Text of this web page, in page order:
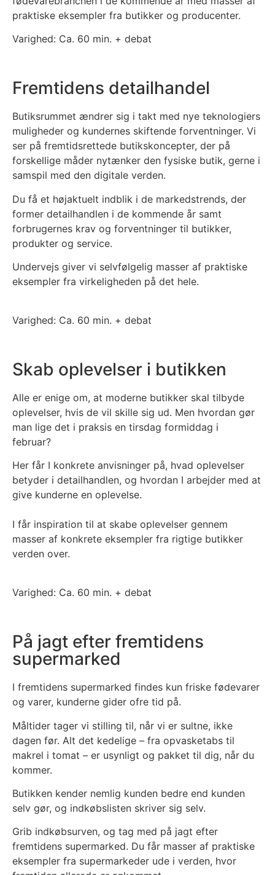
praktiske eksempler fra butikker og producenter.
Varighed: Ca. 60 min. + debat
Fremtidens detailhandel
Butiksrummet ændrer sig i takt med nye teknologiers
muligheder og kundernes skiftende forventninger. Vi
ser på fremtidsrettede butikskoncepter, der på
forskellige måder nytænker den fysiske butik, gerne i
samspil med den digitale verden.
Du få et højaktuelt indblik i de markedstrends, der
former detailhandlen i de kommende år samt
forbrugernes krav og forventninger til butikker,
produkter og service.
Undervejs giver vi selvfølgelig masser af praktiske
eksempler fra virkeligheden på det hele.
Varighed: Ca. 60 min. + debat
Skab oplevelser i butikken
Alle er enige om, at moderne butikker skal tilbyde
oplevelser, hvis de vil skille sig ud. Men hvordan gør
man lige det i praksis en tirsdag formiddag i
februar?
Her får I konkrete anvisninger på, hvad oplevelser
betyder i detailhandlen, og hvordan I arbejder med at
give kunderne en oplevelse.
I får inspiration til at skabe oplevelser gennem
masser af konkrete eksempler fra rigtige butikker
verden over.
Varighed: Ca. 60 min. + debat
På jagt efter fremtidens
supermarked
I fremtidens supermarked findes kun friske fødevarer
og varer, kunderne gider ofre tid på.
Måltider tager vi stilling til, når vi er sultne, ikke
dagen før. Alt det kedelige – fra opvasketabs til
makrel i tomat – er usynligt og pakket til dig, når du
kommer.
Butikken kender nemlig kunden bedre end kunden
selv gør, og indkøbslisten skriver sig selv.
Grib indkøbsurven, og tag med på jagt efter
fremtidens supermarked. Du får masser af praktiske
eksempler fra supermarkeder ude i verden, hvor